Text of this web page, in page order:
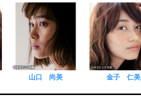
山口 尚美 金子 仁美